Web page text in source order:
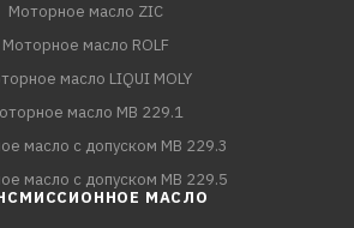
Моторное масло ZIC
Моторное масло ROLF
масло LIQUI MOLY
масло MB 229.1
масло с допуском MB 229.3
масло с допуском MB 229.5
МАСЛО